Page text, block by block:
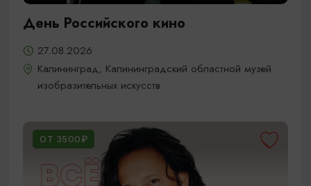
День Российского кино
27.08.2026
Калининград, Калининградский областной музей
изобразительных искусств
ОТ 3500₽